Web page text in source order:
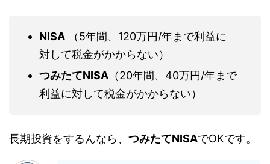
NISA （5年間、120万円/年まで利益に
対して税金がかからない）
つみたてNISA （20年間、40万円/年まで
利益に対して税金がかからない）
長期投資をするんなら、 つみたてNISAでOKです。